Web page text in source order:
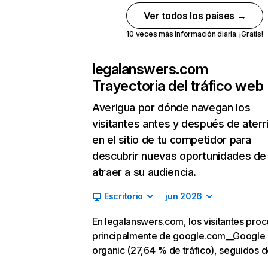
Ver todos los países →
10 veces más información diaria. ¡Gratis!
legalanswers.com
Trayectoria del tráfico web
Averigua por dónde navegan los
visitantes antes y después de
en el sitio de tu competidor para
descubrir nuevas oportunidades de
atraer a su audiencia.
Escritorio jun 2026
En legalanswers.com, los visitantes
principalmente de google.com__Google
organic (27,64 % de tráfico), seguidos